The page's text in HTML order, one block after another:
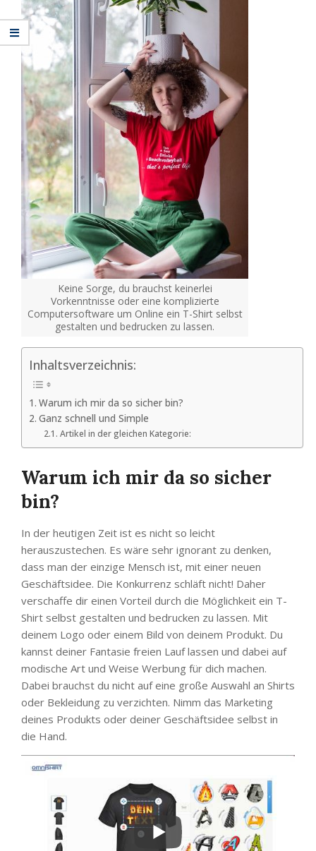
Keine Sorge, du brauchst keinerlei
Vorkenntnisse oder eine komplizierte
Computersoftware um Online ein T-Shirt selbst
gestalten und bedrucken zu lassen.
Inhaltsverzeichnis:
Warum ich mir da so sicher bin?
Ganz schnell und Simple
Artikel in der gleichen Kategorie:
Warum ich mir da so sicher
bin?
In der heutigen Zeit ist es nicht so leicht
herauszustechen. Es wäre sehr ignorant zu denken,
dass man der einzige Mensch ist, mit einer neuen
Geschäftsidee. Die Konkurrenz schläft nicht! Daher
verschaffe dir einen Vorteil durch die Möglichkeit ein T-
Shirt selbst gestalten und bedrucken zu lassen. Mit
deinem Logo oder einem Bild von deinem Produkt. Du
kannst deiner Fantasie freien Lauf lassen und dabei auf
modische Art und Weise Werbung für dich machen.
Dabei brauchst du nicht auf eine große Auswahl an Shirts
oder Bekleidung zu verzichten. Nimm das Marketing
deines Produkts oder deiner Geschäftsidee selbst in
die Hand.